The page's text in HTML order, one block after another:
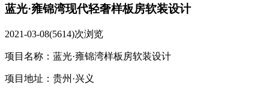
蓝光·雍锦湾现代轻奢样板房软装设计
2021-03-08(5614)次浏览
项目名称：蓝光·雍锦湾样板房软装设计
项目地址：贵州·兴义